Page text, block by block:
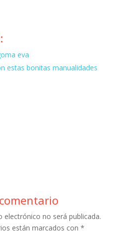
estas bonitas manualidades
Compartir
electrónico no será publicada.
están marcados con *